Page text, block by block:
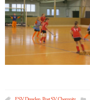
ESV Dresden Post SV Chemnitz